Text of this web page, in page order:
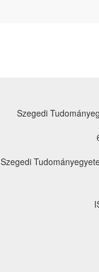
Szegedi
Szegedi